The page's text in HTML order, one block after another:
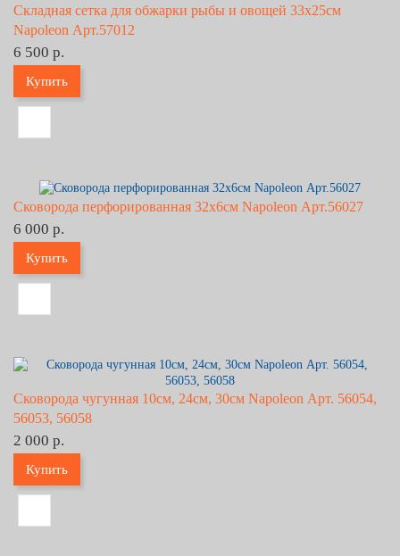
Складная сетка для обжарки рыбы и овощей 33х25см
Napoleon Арт.57012
6 500 р.
Купить
Сковорода перфорированная 32х6см Napoleon Арт.56027
6 000 р.
Купить
Сковорода чугунная 10см, 24см, 30см Napoleon Арт. 56054,
56053, 56058
2 000 р.
Купить